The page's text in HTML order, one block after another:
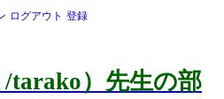
ログアウト 登録
tarako）先生の部